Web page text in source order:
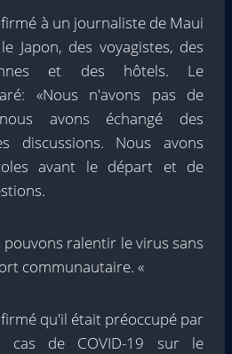
à un journaliste de Maui
Japon, des voyagistes, des
et des hôtels. Le
«Nous n'avons pas de
avons échangé des
discussions. Nous avons
avant le départ et de
pouvons ralentir le virus sans
communautaire. «
qu'il était préoccupé par
cas de COVID-19 sur le